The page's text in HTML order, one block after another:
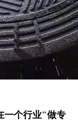
一个行业"做专